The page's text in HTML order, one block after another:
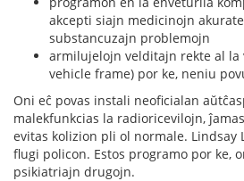
akcepti siajn medicinojn
substancuzajn problemojn
armilujelojn velditajn rekte al
vehicle frame) por ke, neniu
Oni eĉ povas instali neoficialan
malekfunkcias la radioricevilojn,
evitas kolizion pli ol normale. Lindsay
flugi policon. Estos programo por ke,
psikiatriajn drugojn.